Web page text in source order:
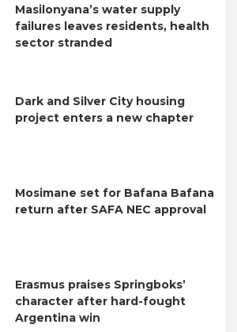
Masilonyana’s water supply
failures leaves residents, health
sector stranded
Dark and Silver City housing
project enters a new chapter
Mosimane set for Bafana Bafana
return after SAFA NEC approval
Erasmus praises Springboks’
character after hard-fought
Argentina win